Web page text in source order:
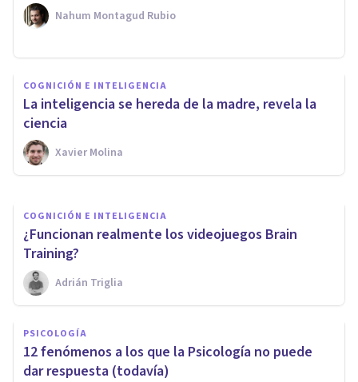
Nahum Montagud Rubio
COGNICIÓN E INTELIGENCIA
La inteligencia se hereda de la madre, revela la
ciencia
Xavier Molina
Margaret Floy Washburn:
biografía de esta psicóloga
experimental
Grecia Guzmán Martínez
COGNICIÓN E INTELIGENCIA
¿Funcionan realmente los videojuegos Brain
Training?
Adrián Triglia
PSICOLOGÍA
​12 fenómenos a los que la Psicología no puede
dar respuesta (todavía)